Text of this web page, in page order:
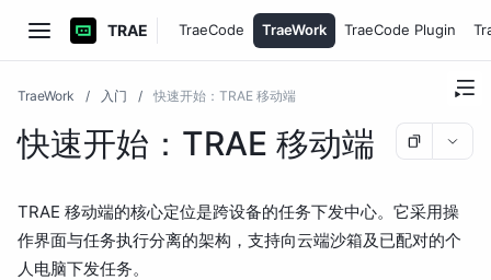
TRAE TraeCode TraeWork TraeCode Plugin
TraeWork / 入门 / 快速开始：TRAE 移动端
快速开始：TRAE 移动端
TRAE 移动端的核心定位是跨设备的任务下发中心。它采用操
作界面与任务执行分离的架构，支持向云端沙箱及已配对的个
人电脑下发任务。